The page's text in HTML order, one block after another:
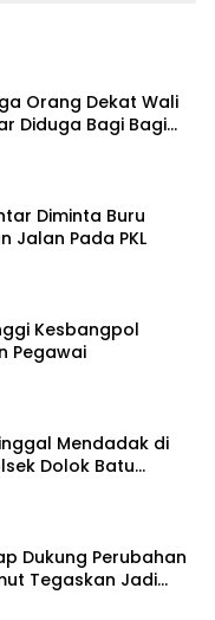
Orang Dekat Wali
Diduga Bagi Bagi
Diminta Buru
Jalan Pada PKL
Kesbangpol
Pegawai
Mendadak di
Dolok Batu
TKP
Dukung Perubahan
Tegaskan Jadi
dan